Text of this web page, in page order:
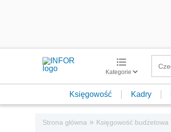
Kategorie
Księgowość Kadry
Strona główna » Księgowość budżetowa